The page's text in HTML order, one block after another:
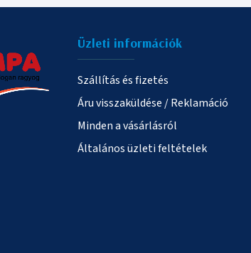
Üzleti információk
Szállítás és fizetés
Áru visszaküldése / Reklamáció
Minden a vásárlásról
Általános üzleti feltételek